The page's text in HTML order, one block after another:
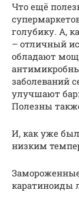
Что ещё
голубику. А,
– отличный
обладают
заболеваний
улучшают
Полезны
И, как уже
низким
каратиноиды